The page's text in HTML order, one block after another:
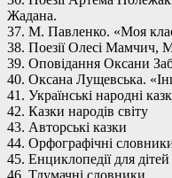
Жадана.
37. М. Павленко. «Моя
38. Поезії Олесі Мамчич,
39. Оповідання Оксани
40. Оксана Лущевська.
41. Українські народні
42. Казки народів світу
43. Авторські казки
44. Орфографічні
45. Енциклопедії для дітей
46. Тлумачні словники